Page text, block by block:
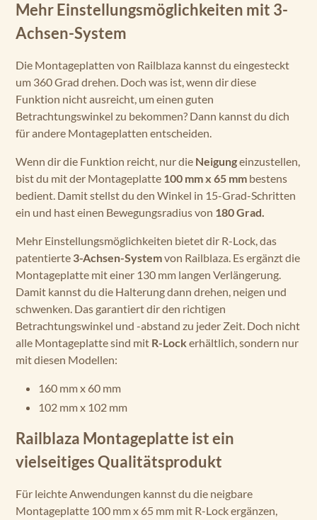
Mehr Einstellungsmöglichkeiten mit 3-
Achsen-System
Die Montageplatten von Railblaza kannst du eingesteckt
um 360 Grad drehen. Doch was ist, wenn dir diese
Funktion nicht ausreicht, um einen guten
Betrachtungswinkel zu bekommen? Dann kannst du dich
für andere Montageplatten entscheiden.
Wenn dir die Funktion reicht, nur die Neigungeinzustellen,
bist du mit der Montageplatte 100 mm x 65 mm bestens
bedient. Damit stellst du den Winkel in 15-Grad-Schritten
ein und hast einen Bewegungsradius von 180 Grad.
Mehr Einstellungsmöglichkeiten bietet dir R-Lock, das
patentierte 3-Achsen-Systemvon Railblaza. Es ergänzt die
Montageplatte mit einer 130 mm langen Verlängerung.
Damit kannst du die Halterung dann drehen, neigen und
schwenken. Das garantiert dir den richtigen
Betrachtungswinkel und -abstand zu jeder Zeit. Doch nicht
alle Montageplatte sind mit R-Lockerhältlich, sondern nur
mit diesen Modellen:
160 mm x 60 mm
102 mm x 102 mm
Railblaza Montageplatte ist ein
vielseitiges Qualitätsprodukt
Für leichte Anwendungen kannst du die neigbare
Montageplatte 100 mm x 65 mm mit R-Lock ergänzen,